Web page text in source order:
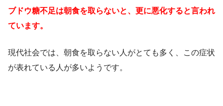
ブドウ糖不足は朝食を取らないと、更に悪化すると言われ
ています。
現代社会では、朝食を取らない人がとても多く、この症状
が表れている人が多いようです。